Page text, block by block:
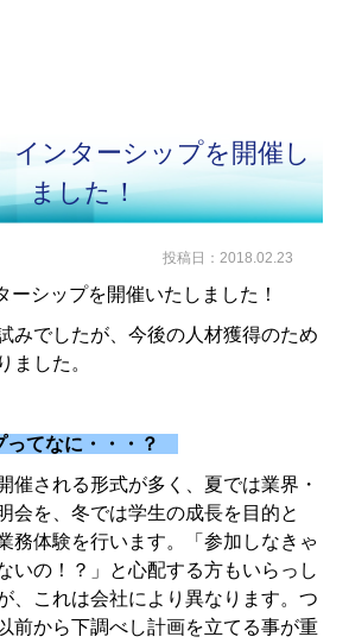
インターシップを開催し
ました！
投稿日：2018.02.23
ーシップを開催いたしました！
みでしたが、今後の人材獲得のため
ました。
ってなに・・・？
催される形式が多く、夏では業界・
会を、冬では学生の成長を目的と
務体験を行います。「参加しなきゃ
いの！？」と心配する方もいらっし
、これは会社により異なります。つ
前から下調べし計画を立てる事が重